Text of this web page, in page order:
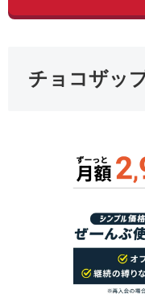
チョコザッ